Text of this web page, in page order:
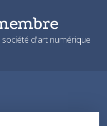
d'art numérique